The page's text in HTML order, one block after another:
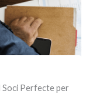
Soci Perfecte per